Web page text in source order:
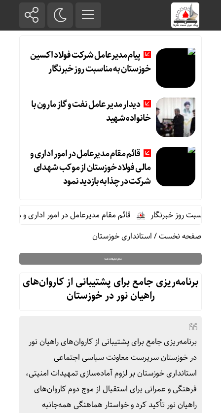
پیام مدیرعامل شرکت فولاد اکسین
خوزستان به مناسبت روز خبرنگار
دیدار مدیر عامل نفت و گاز مارون با
خانواده شهید
قائم مقام مدیرعامل در امور اداری و
مالی فولاد خوزستان از موکب شهدای
شرکت در چذابه بازدید نمود
روز خبرنگار
قائم مقام مدیرعامل در امور اداری و مالی
صفحه نخست/استانداری خوزستان
برنامه‌ریزی جامع برای پشتیبانی از کاروان‌های
راهیان نور در خوزستان
برنامه‌ریزی جامع برای پشتیبانی از کاروان‌های راهیان نور
در خوزستان سرپرست معاونت سیاسی اجتماعی
استانداری خوزستان بر لزوم آماده‌سازی تمهیدات امنیتی،
فرهنگی و عمرانی برای استقبال از موج دوم کاروان‌های
راهیان نور تأکید کرد و خواستار هماهنگی همه‌جانبه